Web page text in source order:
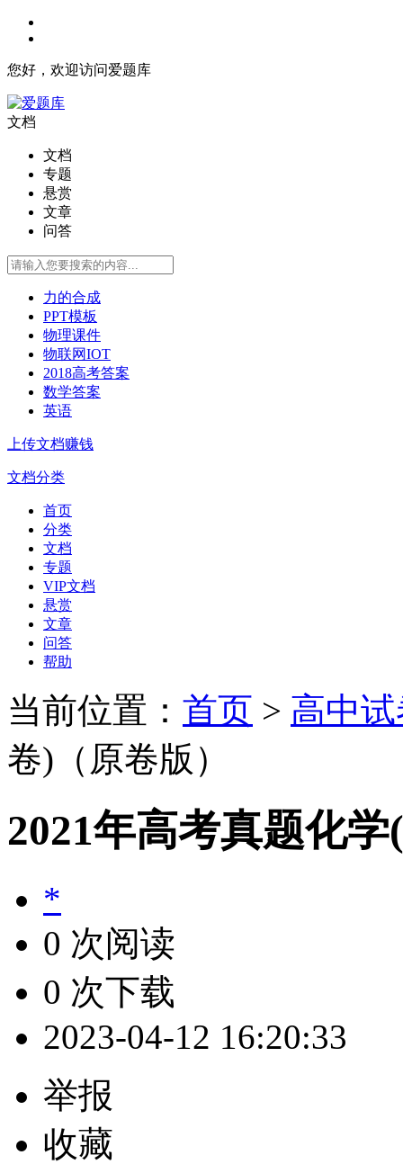
您好，欢迎访问爱题库
文档
文档
专题
悬赏
文章
问答
力的合成
PPT模板
物理课件
物联网IOT
2018高考答案
数学答案
英语
上传文档赚钱
文档分类
首页
分类
文档
专题
VIP文档
悬赏
文章
问答
帮助
当前位置： 首页 > 高中
卷)（原卷版）
2021年高考真题化
*
0 次阅读
0 次下载
2023-04-12 16:20:33
举报
收藏